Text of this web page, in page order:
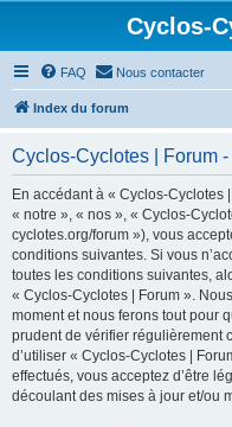
Cyclos-
FAQ Nous contacter
Index du forum
Cyclos-Cyclotes | Forum
En accédant à « Cyclos-Cyclotes
« notre », « nos », « Cyclos-
cyclotes.org/forum »), vous
conditions suivantes. Si vous
toutes les conditions suivantes,
« Cyclos-Cyclotes | Forum ».
moment et nous ferons tout pour
prudent de vérifier régulièrement
d’utiliser « Cyclos-Cyclotes |
effectués, vous acceptez d’être
découlant des mises à jour et/ou